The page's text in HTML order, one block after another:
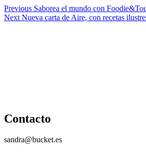
Previous Saborea el mundo con
Next Nueva carta de Aire, con recetas
Contacto
sandra@bucket.es